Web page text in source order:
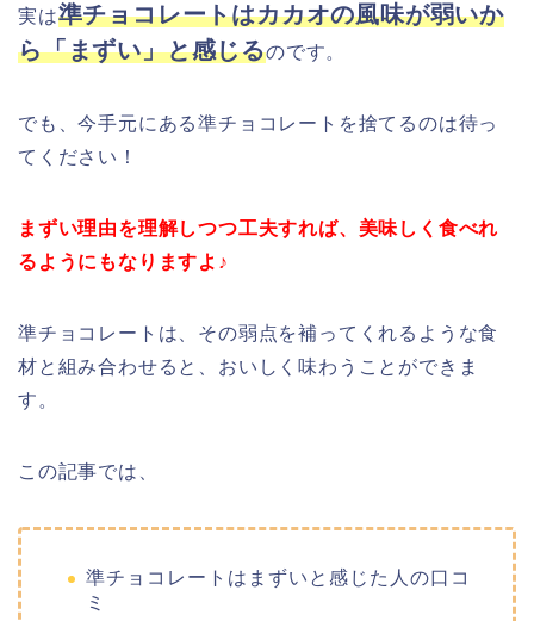
実は準チョコレートはカカオの風味が弱いか
ら「まずい」と感じるのです。
でも、今手元にある準チョコレートを捨てるのは待っ
てください！
まずい理由を理解しつつ工夫すれば、美味しく食べれ
るようにもなりますよ♪
準チョコレートは、その弱点を補ってくれるような食
材と組み合わせると、おいしく味わうことができま
す。
この記事では、
準チョコレートはまずいと感じた人の口コ
ミ